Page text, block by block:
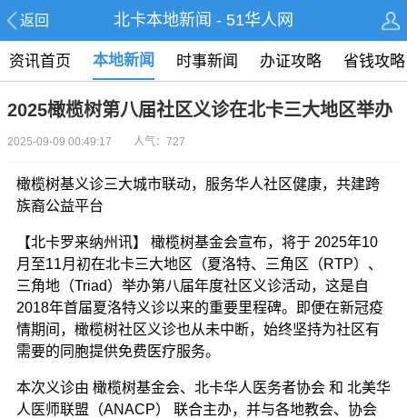
返回 北卡本地新闻 - 51华人网
资讯首页 本地新闻 时事新闻 办证攻略 省钱攻略
2025橄榄树第八届社区义诊在北卡三大地区举办
2025-09-09 00:49:17 人气：727
橄榄树基义诊三大城市联动，服务华人社区健康，共建跨
族裔公益平台
【北卡罗来纳州讯】 橄榄树基金会宣布，将于 2025年10
月至11月初在北卡三大地区（夏洛特、三角区（RTP）、
三角地（Triad）举办第八届年度社区义诊活动，这是自
2018年首届夏洛特义诊以来的重要里程碑。即便在新冠疫
情期间，橄榄树社区义诊也从未中断，始终坚持为社区有
需要的同胞提供免费医疗服务。
本次义诊由 橄榄树基金会、北卡华人医务者协会 和 北美华
人医师联盟（ANACP） 联合主办，并与各地教会、协会